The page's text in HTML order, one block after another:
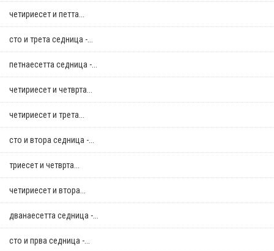
четириесет и петта...
сто и трета седница -...
петнаесетта седница -...
четириесет и четврта...
четириесет и трета...
сто и втора седница -...
триесет и четврта...
четириесет и втора...
дванаесетта седница -...
сто и прва седница -...